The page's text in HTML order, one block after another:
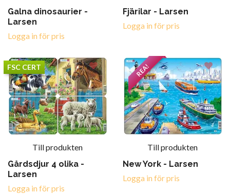
Galna dinosaurier -
Larsen
Logga in för pris
Fjärilar - Larsen
Logga in för pris
FSC CERT
Till produkten
Gårdsdjur 4 olika -
Larsen
Logga in för pris
REA!
Till produkten
New York - Larsen
Logga in för pris